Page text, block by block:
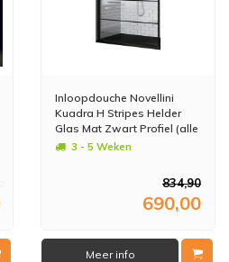
Inloopdouche Novellini
Kuadra H Stripes Helder
Glas Mat Zwart Profiel (alle
maten)
3 - 5 Weken
834,90
690,00
Meer info